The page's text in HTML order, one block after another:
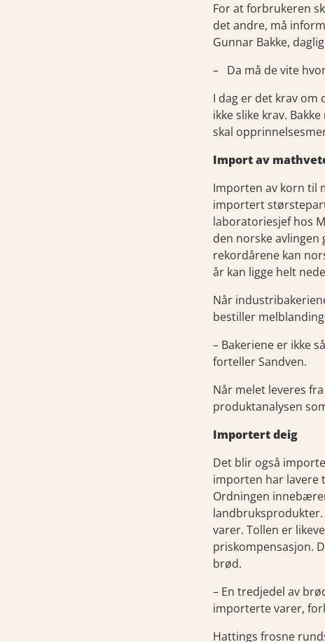
For at forbrukeren
det andre, må
Gunnar Bakke,
– Da må de vite
I dag er det krav
ikke slike krav.
skal
Import av
Importen av korn til
importert
laboratoriesjef hos
den norske
rekordårene kan
år kan ligge helt
Når
bestiller
– Bakeriene er ikke
forteller Sandven.
Når melet leveres
produktanalysen
Importert deig
Det blir også
importen har lavere
Ordningen
varer. Tollen er
priskompensasjon.
brød.
– En tredjedel av
importerte varer,
Hattings frosne